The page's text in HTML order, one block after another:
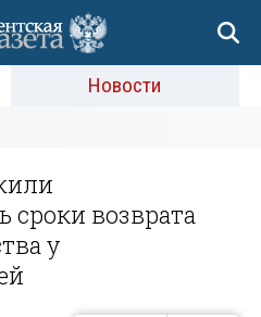
Новости
сроки возврата
у